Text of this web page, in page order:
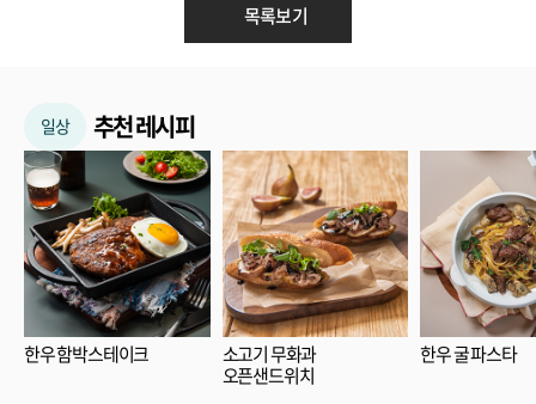
목록보기
일상 추천 레시피
한우 함박스테이크
소고기 무화과
오픈샌드위치
한우 굴 파스타